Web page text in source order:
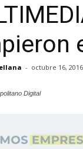
- octubre 16, 2016
Digital